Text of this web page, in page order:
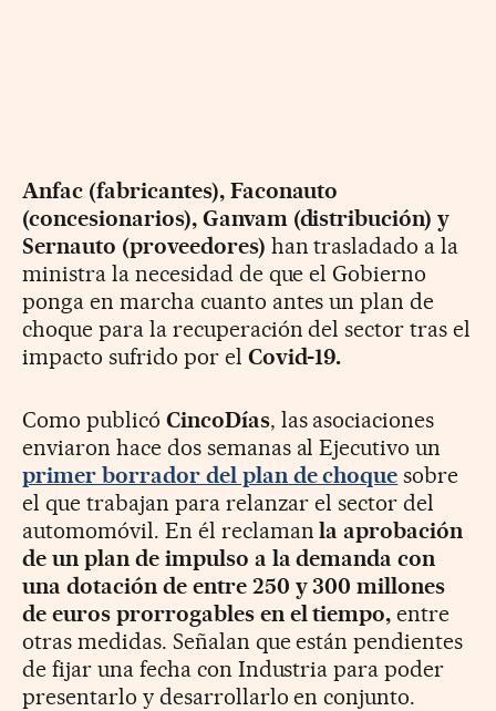
Anfac (fabricantes), Faconauto
(concesionarios), Ganvam (distribución) y
Sernauto (proveedores) han trasladado a la
ministra la necesidad de que el Gobierno
ponga en marcha cuanto antes un plan de
choque para la recuperación del sector tras el
impacto sufrido por el Covid-19.
Como publicó CincoDías, las asociaciones
enviaron hace dos semanas al Ejecutivo un
primer borrador del plan de choque sobre
el que trabajan para relanzar el sector del
automomóvil. En él reclamanla aprobación
de un plan de impulso a la demanda con
una dotación de entre 250 y 300 millones
de euros prorrogables en el tiempo,entre
otras medidas. Señalan que están pendientes
de fijar una fecha con Industria para poder
presentarlo y desarrollarlo en conjunto.